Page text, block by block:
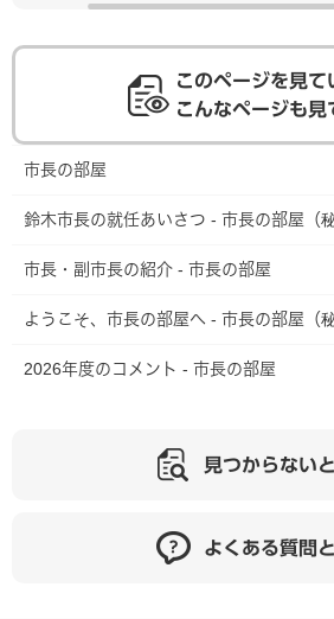
このページを見て
こんなページも見
市長の部屋
鈴木市長の就任あいさつ - 市長の部屋（秘
市長・副市長の紹介 - 市長の部屋
ようこそ、市長の部屋へ - 市長の部屋（秘
2026年度のコメント - 市長の部屋
見つからない
よくある質問